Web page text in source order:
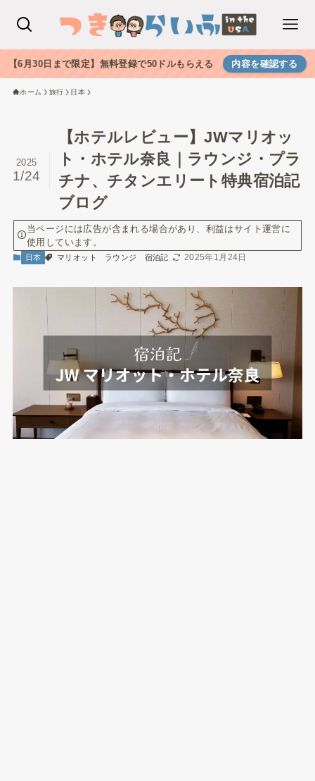
【6月30日まで限定】無料登録で50ドルもらえる 内容を確認する
ホーム 旅行 日本
【ホテルレビュー】JWマリオッ
ト・ホテル奈良｜ラウンジ・プラ
チナ、チタンエリート特典宿泊記
ブログ
2025
1/24
当ページには広告が含まれる場合があり、利益はサイト運営に
使用しています。
日本 マリオット ラウンジ 宿泊記 2025年1月24日